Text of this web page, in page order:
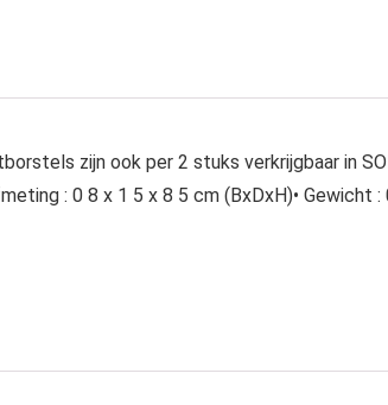
zijn ook per 2 stuks verkrijgbaar in
: 0 8 x 1 5 x 8 5 cm (BxDxH)• Gewicht :